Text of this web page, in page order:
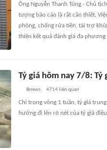
Ông Nguyễn Thanh Tùng - Chủ
tượng báo cáo là rất cần thiết.
phòng, chống rửa tiền, tài trợ
thiện kết quả đánh giá đa phương
Tỷ giá hôm nay 7/8:
Bnews 4714 liên quan
Chỉ trong vòng 1 tuần, tỷ giá
hướng đi lên rõ nét của tỷ giá